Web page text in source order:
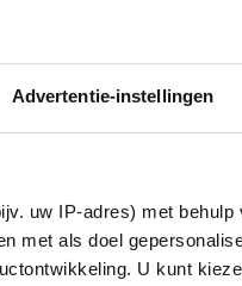
Advertentie-instellingen
uw IP-adres) met behulp
met als doel
U kunt